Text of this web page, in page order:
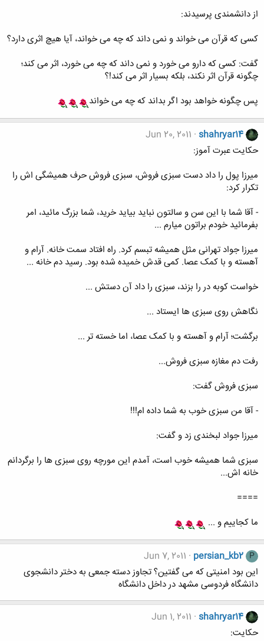
از دانشمندی پرسیدند:
کسی که قرآن می خواند و نمی داند که چه می خواند، آیا هیچ اثری دارد؟
گفت: کسی که دارو می خورد و نمی داند که چه می خورد، اثر می کند؛
چگونه قرآن اثر نکند، بلکه بسیار اثر می کند!؟
پس چگونه خواهد بود اگر بداند که چه می خواند
shahryar14
Jun 20, 2011
حکایت عبرت آموز:
میرزا پول را داد دست سبزی فروش، سبزی فروش حرف همیشگی اش را
تکرار کرد:
- آقا شما با این سن و سالتون نباید بیاید خرید، شما بزرگ مائید، امر
بفرمائید خودم براتون میارم ...
میرزا جواد تهرانی مثل همیشه تبسم کرد. راه افتاد سمت خانه. آرام و
آهسته و با کمک عصا. کمی قدش خمیده شده بود. رسید دم خانه ...
خواست کوبه در را بزند، سبزی را داد آن دستش ...
نگاهش روی سبزی ها ایستاد ...
برگشت؛ آرام و آهسته و با کمک عصا، اما خسته تر ...
رفت دم مغازه سبزی فروش...
سبزی فروش گفت:
- آقا من سبزی خوب به شما داده ام!!!
میرزا جواد لبخندی زد و گفت:
سبزی شما همیشه خوب است، آمدم این مورچه روی سبزی ها را برگردانم
خانه اش...
====
ما کجاییم و ...
P
persian_kb2
Jun 7, 2011
این بود امنیتی که می گفتین؟ تجاوز دسته جمعی به دختر دانشجوی
دانشگاه فردوسی مشهد در داخل دانشگاه
shahryar14
Jun 1, 2011
حکایت: